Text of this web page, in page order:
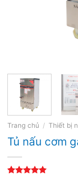
Trang chủ / Thiết bị
Tủ nấu cơm